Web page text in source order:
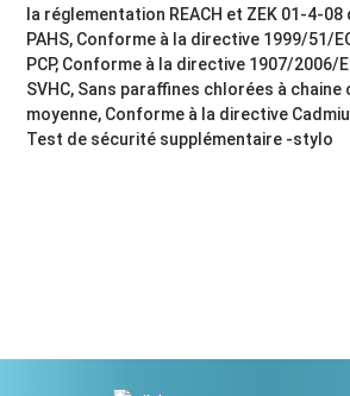
la réglementation REACH et ZEK 01-4-08
PAHS, Conforme à la directive 1999/51/
PCP, Conforme à la directive 1907/2006/
SVHC, Sans paraffines chlorées à
moyenne, Conforme à la directive
Test de sécurité supplémentaire -stylo